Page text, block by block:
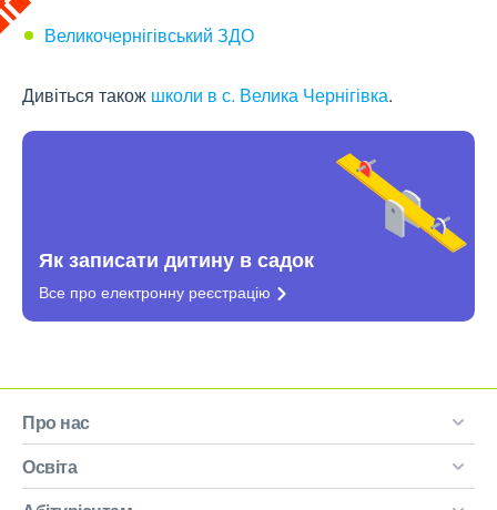
Великочернігівський ЗДО
Дивіться також школи в с. Велика Чернігівка.
Як записати дитину в садок
Все про електронну реєстрацію
Про нас
Освіта